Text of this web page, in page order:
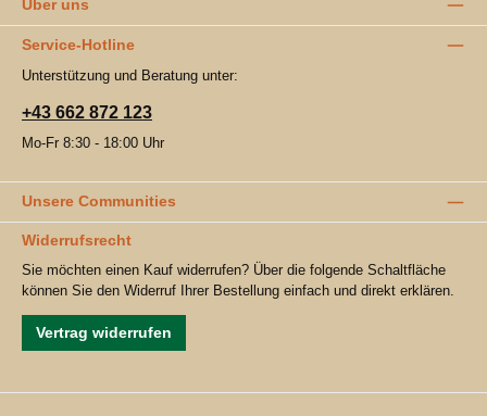
Über uns
Service-Hotline
Unterstützung und Beratung unter:
+43 662 872 123
Mo-Fr 8:30 - 18:00 Uhr
Unsere Communities
Widerrufsrecht
Sie möchten einen Kauf widerrufen? Über die folgende Schaltfläche
können Sie den Widerruf Ihrer Bestellung einfach und direkt erklären.
Vertrag widerrufen